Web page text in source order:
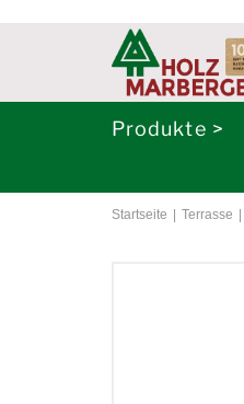
Produkte >
Startseite Terrasse